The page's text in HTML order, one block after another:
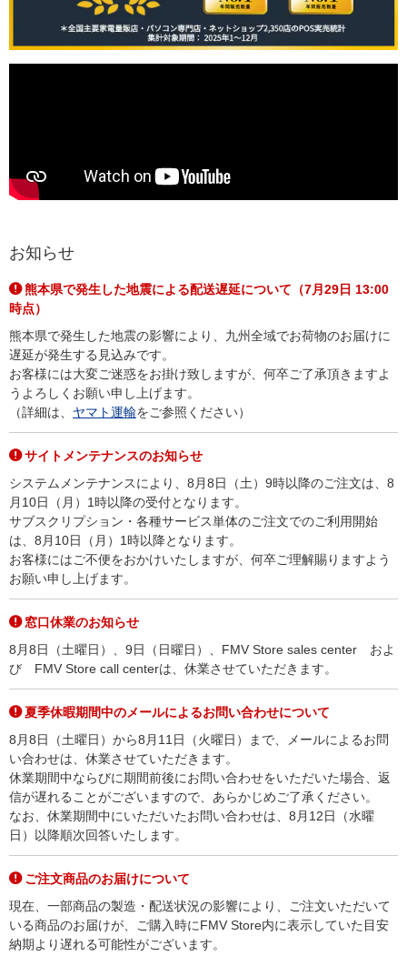
お知らせ
熊本県で発生した地震による配送遅延について（7月29日 13:00
時点）
熊本県で発生した地震の影響により、九州全域でお荷物のお届けに
遅延が発生する見込みです。
お客様には大変ご迷惑をお掛け致しますが、何卒ご了承頂きますよ
うよろしくお願い申し上げます。
（詳細は、 ヤマト運輸をご参照ください）
サイトメンテナンスのお知らせ
システムメンテナンスにより、8月8日（土）9時以降のご注文は、8
月10日（月）1時以降の受付となります。
サブスクリプション・各種サービス単体のご注文でのご利用開始
は、8月10日（月）1時以降となります。
お客様にはご不便をおかけいたしますが、何卒ご理解賜りますよう
お願い申し上げます。
窓口休業のお知らせ
8月8日（土曜日）、9日（日曜日）、FMV Store sales center およ
び FMV Store call centerは、休業させていただきます。
夏季休暇期間中のメールによるお問い合わせについて
8月8日（土曜日）から8月11日（火曜日）まで、メールによるお問
い合わせは、休業させていただきます。
休業期間中ならびに期間前後にお問い合わせをいただいた場合、返
信が遅れることがございますので、あらかじめご了承ください。
なお、休業期間中にいただいたお問い合わせは、8月12日（水曜
日）以降順次回答いたします。
ご注文商品のお届けについて
現在、一部商品の製造・配送状況の影響により、ご注文いただいて
いる商品のお届けが、ご購入時にFMV Store内に表示していた目安
納期より遅れる可能性がございます。